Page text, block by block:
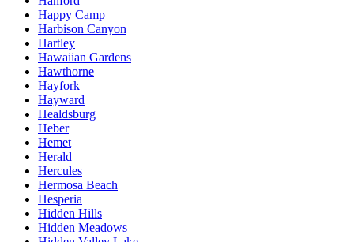
Happy Camp
Harbison Canyon
Hartley
Hawaiian Gardens
Hawthorne
Hayfork
Hayward
Healdsburg
Heber
Hemet
Herald
Hercules
Hermosa Beach
Hesperia
Hidden Hills
Hidden Meadows